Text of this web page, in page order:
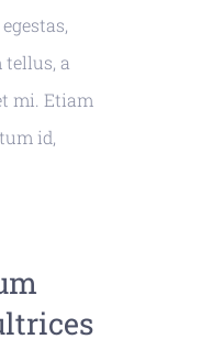
a
mi. Etiam
id,